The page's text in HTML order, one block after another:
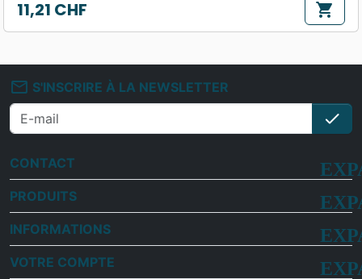
Prix
11,21 CHF shopping_cart
mail_outline S'INSCRIRE À LA NEWSLETTER
check
CONTACT
PRODUITS
INFORMATIONS
VOTRE COMPTE